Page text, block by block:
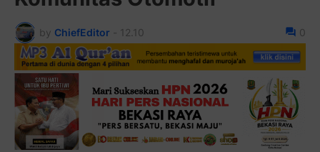
by ChiefEditor - 12.10 0